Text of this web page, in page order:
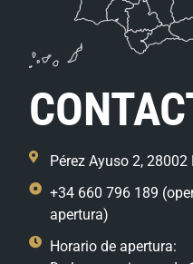
Pérez Ayuso 2, 28002
+34 660 796 189
apertura)
Horario de apertura: